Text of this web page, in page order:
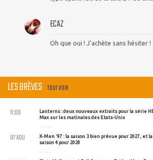
ECAZ
Oh que oui ! J'achète sans hésiter !
LES BRÈVES TOUT VOIR
Lanterns : deux nouveaux extraits pour la série
Max sur les matinales des Etats-Unis
11:09
X-Men '97 : la saison 3 bien prévue pour 2027, et la
saison 4 pour 2028
07 AOU